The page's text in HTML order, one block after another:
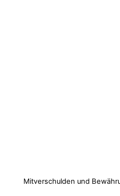
Mitverschulden und